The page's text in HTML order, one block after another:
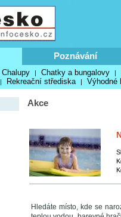
Poznávání
Chalupy | Chatky a bungalovy |
| Rekreační střediska | Výhodné
Akce
Hledáte místo, kde se